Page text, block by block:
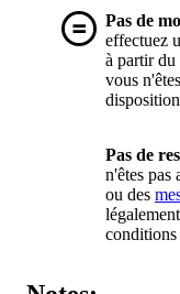
Pas de
effectuez
à partir du
vous
Pas de
n'êtes pas
ou des
conditions